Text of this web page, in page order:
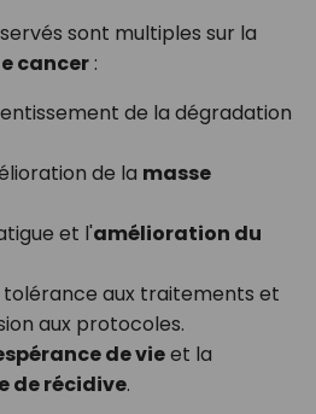
sont multiples sur la
cancer:
de la dégradation
de la masse
et l'amélioration du
tolérance aux traitements et
aux protocoles.
de vieet la
de récidive.